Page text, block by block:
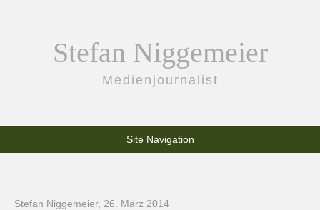
Stefan Niggemeier
Medienjournalist
Site Navigation
Stefan Niggemeier, 26. März 2014